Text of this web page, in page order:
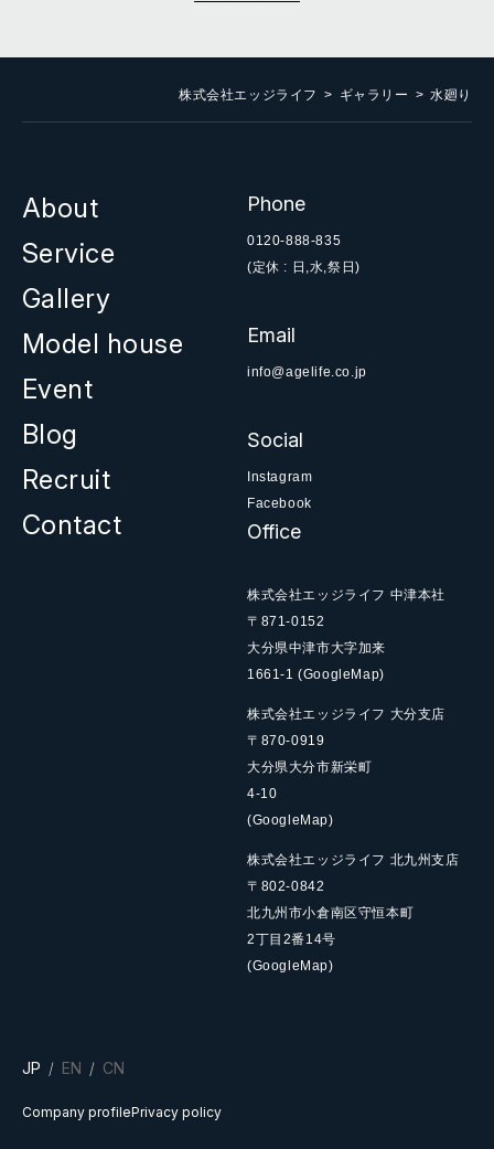
株式会社エッジライフ ギャラリー 水廻り
About
Service
Gallery
Model house
Event
Blog
Recruit
Contact
Phone
0120-888-835
(定休 : 日,水,祭日)
Email
info@agelife.co.jp
Social
Instagram
Facebook
Office
株式会社エッジライフ 中津本社
〒871-0152
大分県中津市大字加来
1661-1(GoogleMap)
株式会社エッジライフ 大分支店
〒870-0919
大分県大分市新栄町
4-10
(GoogleMap)
株式会社エッジライフ 北九州支店
〒802-0842
北九州市小倉南区守恒本町
2丁目2番14号
(GoogleMap)
JP EN CN
Company profilePrivacy policy